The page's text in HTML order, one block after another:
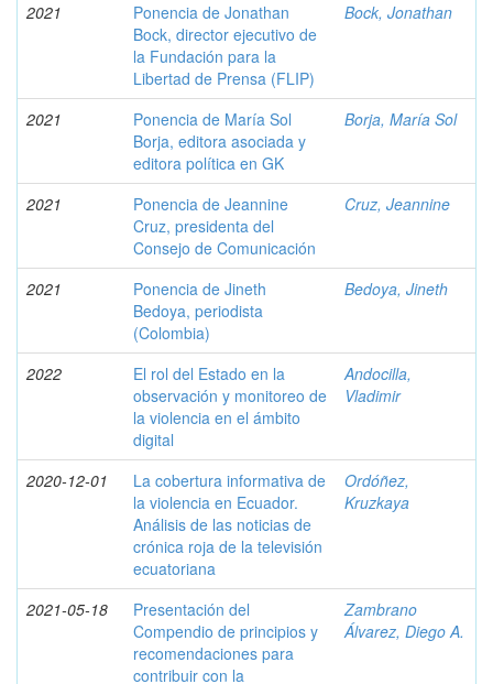
2021
Ponencia de Jonathan
Bock, director ejecutivo de
la Fundación para la
Libertad de Prensa (FLIP)
Bock, Jonathan
2021
Ponencia de María Sol
Borja, editora asociada y
editora política en GK
Borja, María Sol
2021
Ponencia de Jeannine
Cruz, presidenta del
Consejo de Comunicación
Cruz, Jeannine
2021
Ponencia de Jineth
Bedoya, periodista
(Colombia)
Bedoya, Jineth
2022
El rol del Estado en la
observación y monitoreo de
la violencia en el ámbito
digital
Andocilla,
Vladimir
2020-12-01
La cobertura informativa de
la violencia en Ecuador.
Análisis de las noticias de
crónica roja de la televisión
ecuatoriana
Ordóñez,
Kruzkaya
2021-05-18
Presentación del
Compendio de principios y
recomendaciones para
contribuir con la
Zambrano
Álvarez, Diego A.